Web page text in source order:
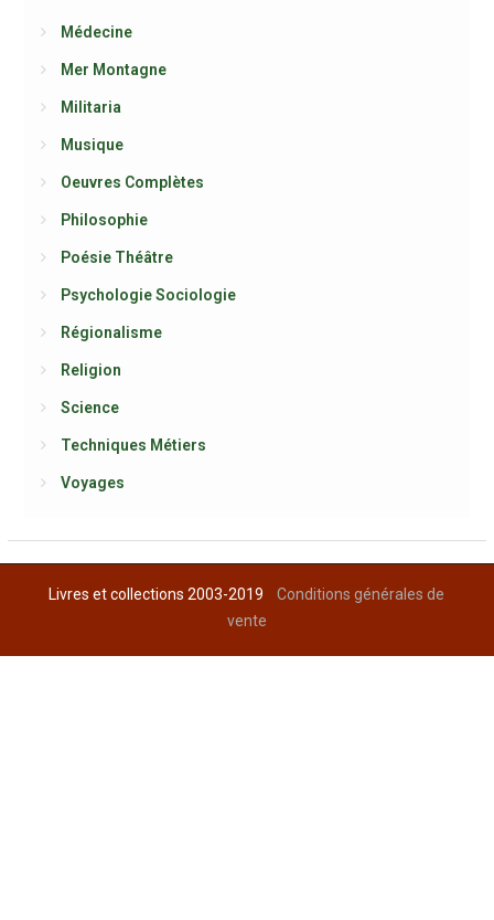
Médecine
Mer Montagne
Militaria
Musique
Oeuvres Complètes
Philosophie
Poésie Théâtre
Psychologie Sociologie
Régionalisme
Religion
Science
Techniques Métiers
Voyages
Livres et collections 2003-2019Conditions générales de
vente